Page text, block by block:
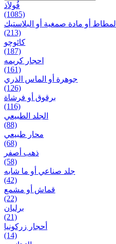
فُولاَذ
(1085)
المطاط أو مادة صمغية أو البلاستيك
(213)
کائوچو
(187)
احجار کریمه
(161)
جوهرة أو الماس الذري
(126)
برقوق أو فرشاة
(116)
الجلد الطبيعي
(88)
محار طبيعي
(68)
ذهب أصفر
(58)
جلد صناعي أو ما شابه
(42)
قماش أو مشمع
(22)
برلیان
(21)
أحجار زركونيا
(14)